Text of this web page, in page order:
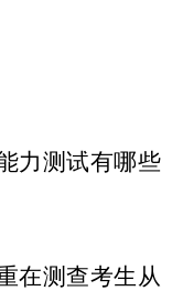
力测试有哪些
在测查考生从